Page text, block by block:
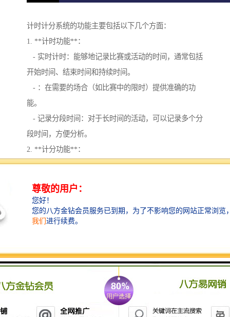
计时计分系统的功能主要包括以下几个方面：
1. **计时功能**：
- 实时计时：能够地记录比赛或活动的时间，通常包括
开始时间、结束时间和持续时间。
- ：在需要的场合（如比赛中的限时）提供准确的功
能。
- 记录分段时间：对于长时间的活动，可以记录多个分
段时间，方便分析。
2. **计分功能**：
- 实时计分：能够在比赛过程中实时更新分数，确保所
- 多种计分方式：支持不同类型的计分规则，如渐进式
得分、罚分等，以适应不同的比赛项目。
- 自动加分：根据预定义规则自动计算得分，减少人工
3. **数据统计与分析**：
如平均分、大分、小分等，供日后分析。
- 历史记录：保存以往比赛的数据，方便进行对比和分